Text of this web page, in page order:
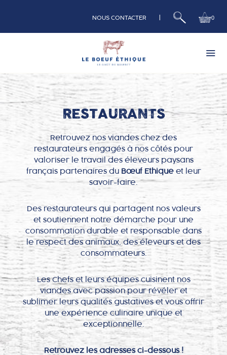
NOUS CONTACTER 0
Bœuf
Veau
Nos Box
Charcuterie
Qui sommes nous
Où nous trouver
MON COMPTE
RESTAURANTS
Retrouvez nos viandes chez des
restaurateurs engagés à nos côtés pour
valoriser le travail des éleveurs paysans
français partenaires du Bœuf Ethiqueet leur
savoir-faire.
Des restaurateurs qui partagent nos valeurs
et soutiennent notre démarche pour une
consommation durable et responsable dans
le respect des animaux, des éleveurs et des
consommateurs.
Les Chefs et leurs équipes cuisinent nos
viandes avec passion pour révéler et
sublimer leurs qualités gustatives et vous offrir
une expérience culinaire unique et
exceptionnelle.
Retrouvez les adresses ci-dessous !